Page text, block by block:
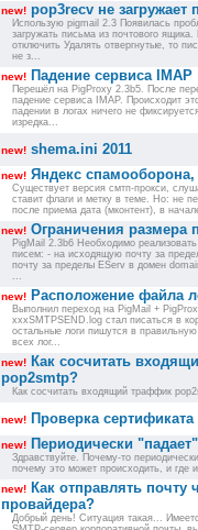
new! pop3recv не загружает
Использую pigmail 2.3 Появилась
загружать письма из почтового
отключить Удалять отвергнутые, то
не з...
new! Падение сервиса IMAP
Перешёл на PigProxy 2.3b5. После
падение сервиса IMAP. Происходит
падении в логах ничего не
изредка...
new! shema.ini 2011
new! Яндекс спамооборона,
Существует версия смтп-прокси,
ставит флаги и метку в теме. Но: не
после приема дата (мконтент), в
new! Ограничения размера
PigMail 2.3b6 Необходимо
писем: - на исходящую почту за
почту за пределы EServ в домен
...
new! Расположение файла
Выполнил переход на PigMail +
xxxSMTPSEND.log стал писаться в
остальные логи пишутся в
всех лог...
new! Как сосчитать
pop2smtp?
Как сосчитать входящий траффик
new! Проверка сертификата
new! Периодически
Здравствуйте. Почему-то
почему это может происходить, и где
new! Как отправлять почту
провайдера?
Добрый день! Ситуация такая...